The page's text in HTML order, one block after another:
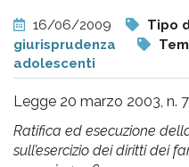
e
analisi
pr
16/06/2009 Tipo
giurisprudenza
adolescenti
Legge 20 marzo 2003, n.
Ratifica ed esecuzione
sull’esercizio dei diritti dei